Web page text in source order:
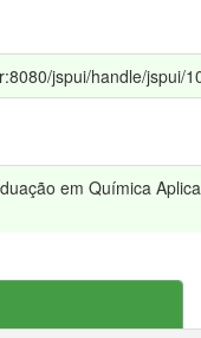
jspui/handle/jspui/
em Química